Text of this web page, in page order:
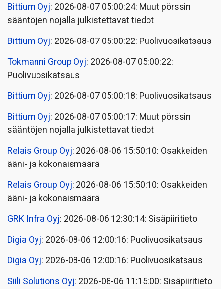
Bittium Oyj: 2026-08-07 05:00:24: Muut pörssin
sääntöjen nojalla julkistettavat tiedot
Bittium Oyj: 2026-08-07 05:00:22: Puolivuosikatsaus
Tokmanni Group Oyj: 2026-08-07 05:00:22:
Puolivuosikatsaus
Bittium Oyj: 2026-08-07 05:00:18: Puolivuosikatsaus
Bittium Oyj: 2026-08-07 05:00:17: Muut pörssin
sääntöjen nojalla julkistettavat tiedot
Relais Group Oyj: 2026-08-06 15:50:10: Osakkeiden
ääni- ja kokonaismäärä
Relais Group Oyj: 2026-08-06 15:50:10: Osakkeiden
ääni- ja kokonaismäärä
GRK Infra Oyj: 2026-08-06 12:30:14: Sisäpiiritieto
Digia Oyj: 2026-08-06 12:00:16: Puolivuosikatsaus
Digia Oyj: 2026-08-06 12:00:16: Puolivuosikatsaus
Siili Solutions Oyj: 2026-08-06 11:15:00: Sisäpiiritieto